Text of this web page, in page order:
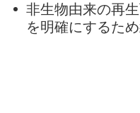
非生物由来の再
を明確にするた